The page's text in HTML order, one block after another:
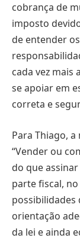
cobrança de
imposto
de entender
cada vez
se apoiar em
correta e
Para Thiago,
“Vender ou
do que
parte fiscal,
possibilidades
orientação
da lei e ainda